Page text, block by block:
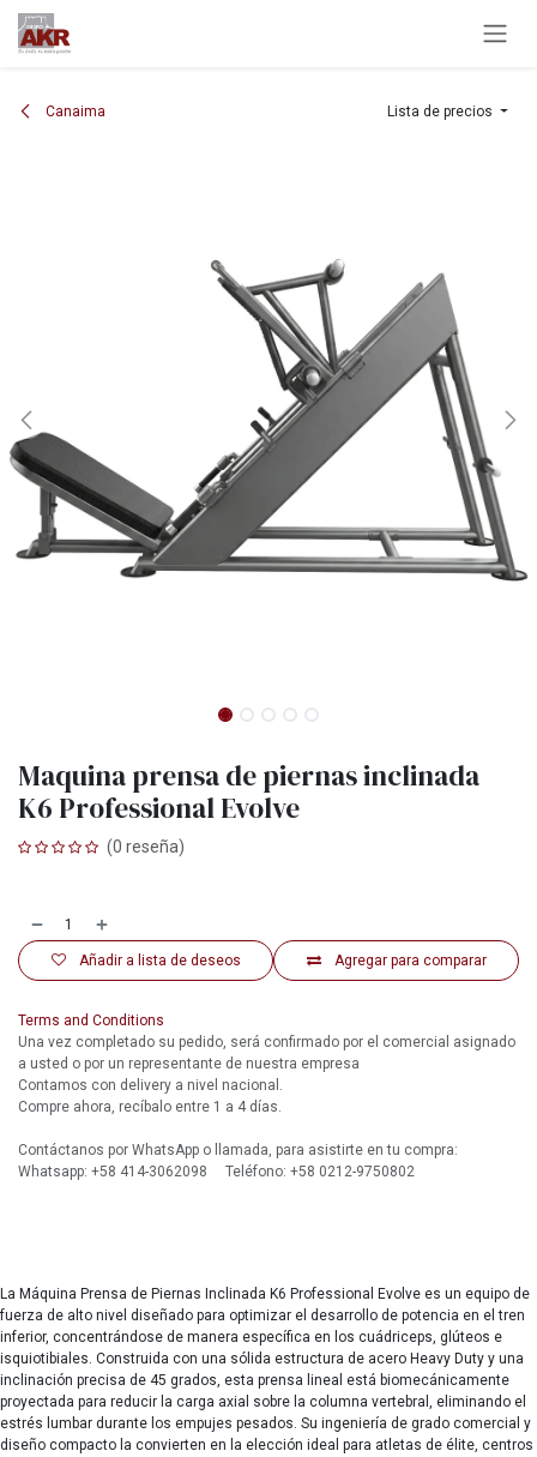
Ir al contenido
Canaima Lista de precios
Maquina prensa de piernas inclinada
K6 Professional Evolve
(0 reseña)
Agregar para comparar
Añadir a lista de deseos
Terms and Conditions
Una vez completado su pedido, será confirmado por el comercial asignado
a usted o por un representante de nuestra empresa
Contamos con delivery a nivel nacional.
Compre ahora, recíbalo entre 1 a 4 días.
Contáctanos por WhatsApp o llamada, para asistirte en tu compra:
Whatsapp: +58 414-3062098 Teléfono: +58 0212-9750802
La Máquina Prensa de Piernas Inclinada K6 Professional Evolve es un equipo de
fuerza de alto nivel diseñado para optimizar el desarrollo de potencia en el tren
inferior, concentrándose de manera específica en los cuádriceps, glúteos e
isquiotibiales. Construida con una sólida estructura de acero Heavy Duty y una
inclinación precisa de 45 grados, esta prensa lineal está biomecánicamente
proyectada para reducir la carga axial sobre la columna vertebral, eliminando el
estrés lumbar durante los empujes pesados. Su ingeniería de grado comercial y
diseño compacto la convierten en la elección ideal para atletas de élite, centros